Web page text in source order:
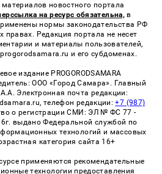
новостного портала
на ресурс обязательна, в
нормы законодательства РФ
правах. Редакция портала не несет
и материалы пользователей,
и его субдоменах.
издание PROGORODSAMARA
ООО «Город Самара». Главный
Электронная почта редакции:
телефон редакции:+7 (987)
о регистрации СМИ: ЭЛ № ФС 77 -
выдано Федеральной службой по
технологий и массовых
категория сайта 16+
применяются рекомендательные
технологии предоставления